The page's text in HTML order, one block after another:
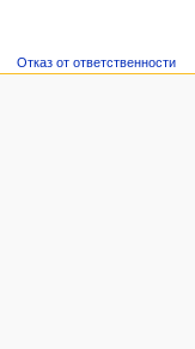
Отказ от ответственности